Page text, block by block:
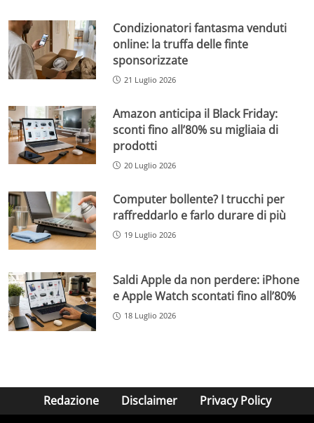
Condizionatori fantasma venduti
online: la truffa delle finte
sponsorizzate
21 Luglio 2026
Amazon anticipa il Black Friday:
sconti fino all’80% su migliaia di
prodotti
20 Luglio 2026
Computer bollente? I trucchi per
raffreddarlo e farlo durare di più
19 Luglio 2026
Saldi Apple da non perdere: iPhone
e Apple Watch scontati fino all’80%
18 Luglio 2026
Redazione Disclaimer Privacy Policy